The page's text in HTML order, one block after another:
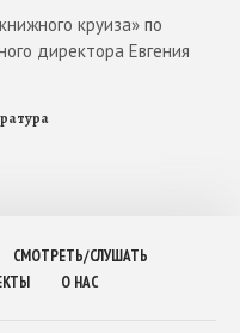
круиза» по
директора Евгения
СМОТРЕТЬ/СЛУШАТЬ
О НАС